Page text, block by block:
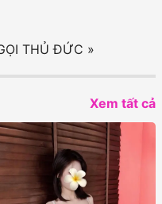
THỦ ĐỨC »
Xem tất cả